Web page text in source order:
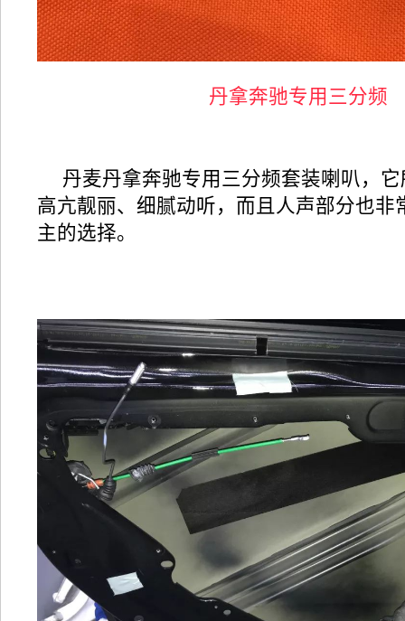
丹拿奔驰专用三分频
丹麦丹拿奔驰专用三分频套装喇叭，
高亢靓丽、细腻动听，而且人声部分也非
主的选择。